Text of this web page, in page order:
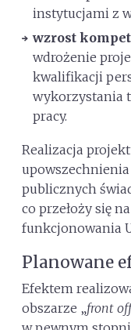
instytucjami z
wzrost
wdrożenie
kwalifikacji
wykorzystania
pracy.
Realizacja
publicznych
co przełoży się
funkcjonowania
Planowane
Efektem
obszarze „front